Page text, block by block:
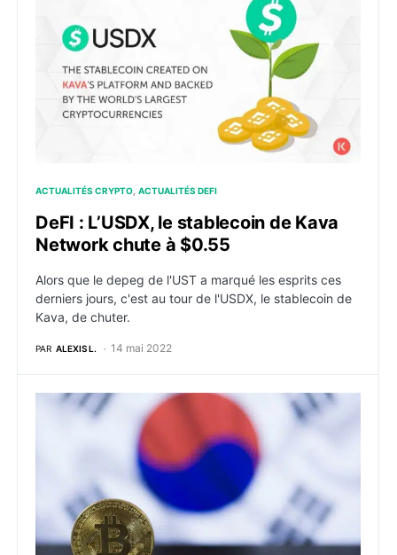
ACTUALITÉS CRYPTO ACTUALITÉS DEFI
DeFI : L’USDX, le stablecoin de Kava
Network chute à $0.55
Alors que le depeg de l'UST a marqué les esprits ces
derniers jours, c'est au tour de l'USDX, le stablecoin de
Kava, de chuter.
PAR ALEXIS L. 14 mai 2022
Régulation : La Corée du Sud vers une régulation